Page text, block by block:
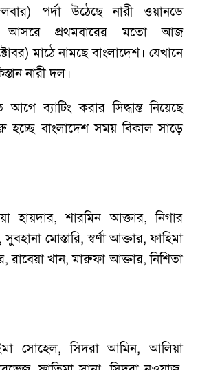
পর্দা উঠেছে নারী ওয়ানডে
আসরে প্রথমবারের মতো আজ
মাঠে নামছে বাংলাদেশ। যেখানে
নারী দল।
ব্যাটিং করার সিদ্ধান্ত নিয়েছে
হচ্ছে বাংলাদেশ সময় বিকাল সাড়ে
হায়দার, শারমিন আক্তার, নিগার
মোস্তারি, স্বর্ণা আক্তার, ফাহিমা
রাবেয়া খান, মারুফা আক্তার, নিশিতা
সোহেল, সিদরা আমিন, আলিয়া